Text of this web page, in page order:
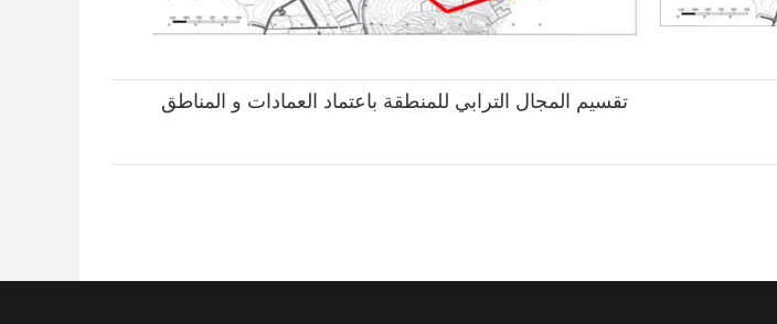
تقسيم المجال الترابي للمنطقة باعتماد العمادات و المناطق